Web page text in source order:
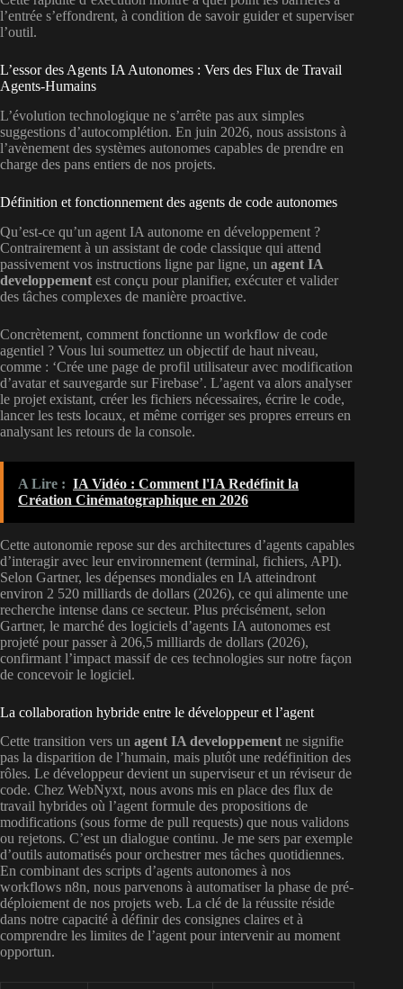
l’entrée s’effondrent, à condition de savoir guider et superviser
l’outil.
L’essor des Agents IA Autonomes : Vers des Flux de Travail
Agents-Humains
L’évolution technologique ne s’arrête pas aux simples
suggestions d’autocomplétion. En juin 2026, nous assistons à
l’avènement des systèmes autonomes capables de prendre en
charge des pans entiers de nos projets.
Définition et fonctionnement des agents de code autonomes
Qu’est-ce qu’un agent IA autonome en développement ?
Contrairement à un assistant de code classique qui attend
passivement vos instructions ligne par ligne, un agent IA
developpement est conçu pour planifier, exécuter et valider
des tâches complexes de manière proactive.
Concrètement, comment fonctionne un workflow de code
agentiel ? Vous lui soumettez un objectif de haut niveau,
comme : ‘Crée une page de profil utilisateur avec modification
d’avatar et sauvegarde sur Firebase’. L’agent va alors analyser
le projet existant, créer les fichiers nécessaires, écrire le code,
lancer les tests locaux, et même corriger ses propres erreurs en
analysant les retours de la console.
A Lire : IA Vidéo : Comment l'IA Redéfinit la
Création Cinématographique en 2026
Cette autonomie repose sur des architectures d’agents capables
d’interagir avec leur environnement (terminal, fichiers, API).
Selon Gartner, les dépenses mondiales en IA atteindront
environ 2 520 milliards de dollars (2026), ce qui alimente une
recherche intense dans ce secteur. Plus précisément, selon
Gartner, le marché des logiciels d’agents IA autonomes est
projeté pour passer à 206,5 milliards de dollars (2026),
confirmant l’impact massif de ces technologies sur notre façon
de concevoir le logiciel.
La collaboration hybride entre le développeur et l’agent
Cette transition vers un agent IA developpement ne signifie
pas la disparition de l’humain, mais plutôt une redéfinition des
rôles. Le développeur devient un superviseur et un réviseur de
code. Chez WebNyxt, nous avons mis en place des flux de
travail hybrides où l’agent formule des propositions de
modifications (sous forme de pull requests) que nous validons
ou rejetons. C’est un dialogue continu. Je me sers par exemple
d’outils automatisés pour orchestrer mes tâches quotidiennes.
En combinant des scripts d’agents autonomes à nos
workflows n8n, nous parvenons à automatiser la phase de pré-
déploiement de nos projets web. La clé de la réussite réside
dans notre capacité à définir des consignes claires et à
comprendre les limites de l’agent pour intervenir au moment
opportun.